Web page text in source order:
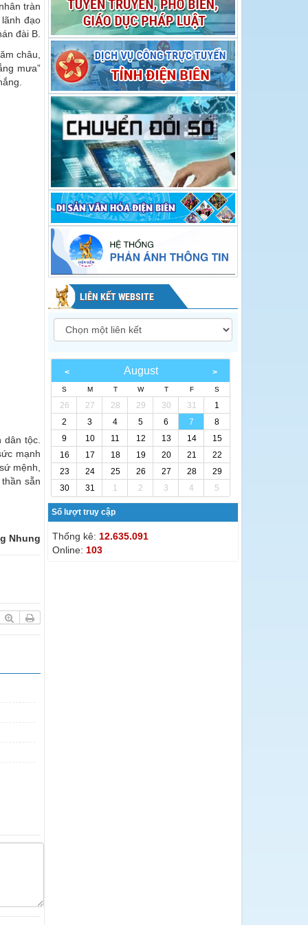
tràn
đạo
đài B.
châu,
mưa”
tộc.
mạnh
mệnh,
sẵn
Nhung
Hoa Ban năm 2026
hội Hoa Ban năm
2026
LIÊN KẾT WEBSITE
August
S M T W T F S
26 27 28 29 30 31
1
2
3 4 5 6 7
8
9
10 11 12 13 14
15
16
17 18 19 20 21
22
23
24 25 26 27 28
29
30
31 1 2 3 4 5
Số lượt truy cập
Thống kê: 12.635.091
Online: 103